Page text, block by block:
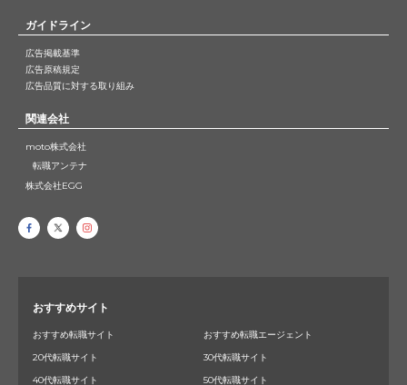
ガイドライン
広告掲載基準
広告原稿規定
広告品質に対する取り組み
関連会社
moto株式会社
転職アンテナ
株式会社EGG
おすすめサイト
おすすめ転職サイト
おすすめ転職エージェント
20代転職サイト
30代転職サイト
40代転職サイト
50代転職サイト